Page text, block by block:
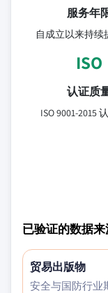
服务年
自成立以来持续
ISO
认证质
ISO 9001-2015
已验证的数据
贸易出版物
安全与国防行业